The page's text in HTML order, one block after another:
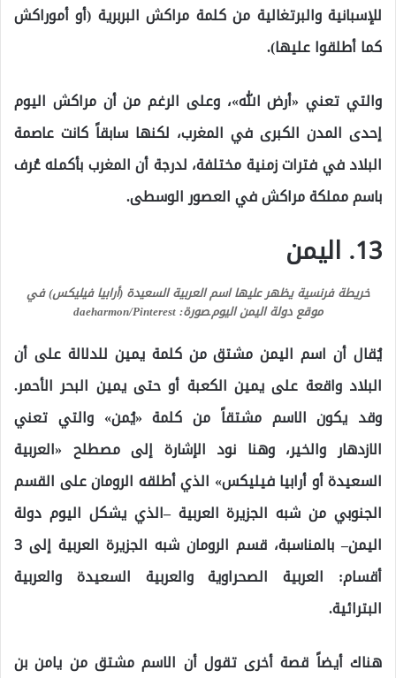
للإسبانية والبرتغالية من كلمة مراكش البربرية (أو أموراكش
كما أطلقوا عليها).
والتي تعني «أرض الله»، وعلى الرغم من أن مراكش اليوم
إحدى المدن الكبرى في المغرب، لكنها سابقاً كانت عاصمة
البلاد في فترات زمنية مختلفة، لدرجة أن المغرب بأكمله عُرف
باسم مملكة مراكش في العصور الوسطى.
13. اليمن
خريطة فرنسية يظهر عليها اسم العربية السعيدة (أرابيا فيليكس) في
موقع دولة اليمن اليوم.صورة: daeharmon/Pinterest
يُقال أن اسم اليمن مشتق من كلمة يمين للدلالة على أن
البلاد واقعة على يمين الكعبة أو حتى يمين البحر الأحمر.
وقد يكون الاسم مشتقاً من كلمة «يُمن» والتي تعني
الازدهار والخير، وهنا نود الإشارة إلى مصطلح «العربية
السعيدة أو أرابيا فيليكس» الذي أطلقه الرومان على القسم
الجنوبي من شبه الجزيرة العربية –الذي يشكل اليوم دولة
اليمن– بالمناسبة، قسم الرومان شبه الجزيرة العربية إلى 3
أقسام: العربية الصحراوية والعربية السعيدة والعربية
البترائية.
هناك أيضاً قصة أخرى تقول أن الاسم مشتق من يامن بن